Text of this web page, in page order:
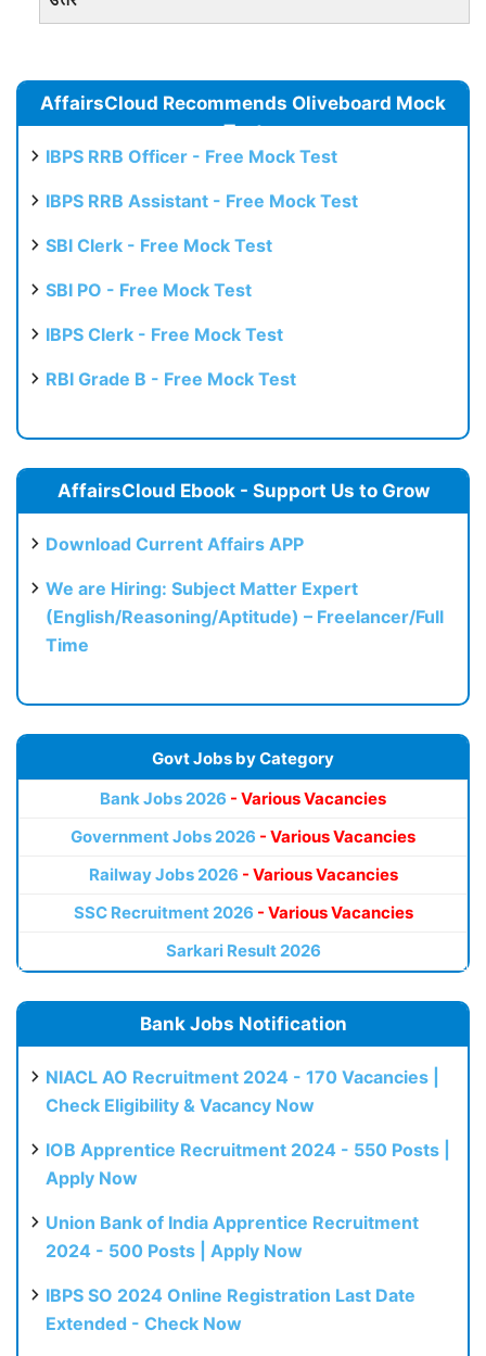
AffairsCloud Recommends Oliveboard Mock
Test
IBPS RRB Officer - Free Mock Test
IBPS RRB Assistant - Free Mock Test
SBI Clerk - Free Mock Test
SBI PO - Free Mock Test
IBPS Clerk - Free Mock Test
RBI Grade B - Free Mock Test
AffairsCloud Ebook - Support Us to Grow
Download Current Affairs APP
We are Hiring: Subject Matter Expert
(English/Reasoning/Aptitude) – Freelancer/Full
Time
Govt Jobs by Category
Bank Jobs 2026 - Various Vacancies
Government Jobs 2026 - Various Vacancies
Railway Jobs 2026 - Various Vacancies
SSC Recruitment 2026 - Various Vacancies
Sarkari Result 2026
Bank Jobs Notification
NIACL AO Recruitment 2024 - 170 Vacancies |
Check Eligibility & Vacancy Now
IOB Apprentice Recruitment 2024 - 550 Posts |
Apply Now
Union Bank of India Apprentice Recruitment
2024 - 500 Posts | Apply Now
IBPS SO 2024 Online Registration Last Date
Extended - Check Now